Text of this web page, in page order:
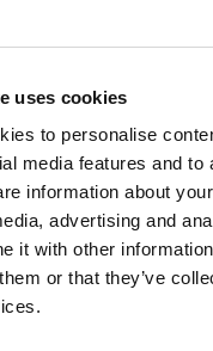
uses cookies
to personalise
media features and to
information about
advertising and
it with other
or that they’ve